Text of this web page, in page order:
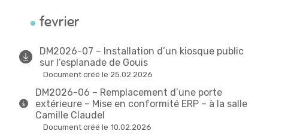
fevrier
DM2026-07 – Installation d’un kiosque public
sur l’esplanade de Gouis
Document créé le 25.02.2026
DM2026-06 – Remplacement d’une porte
extérieure – Mise en conformité ERP – à la salle
Camille Claudel
Document créé le 10.02.2026